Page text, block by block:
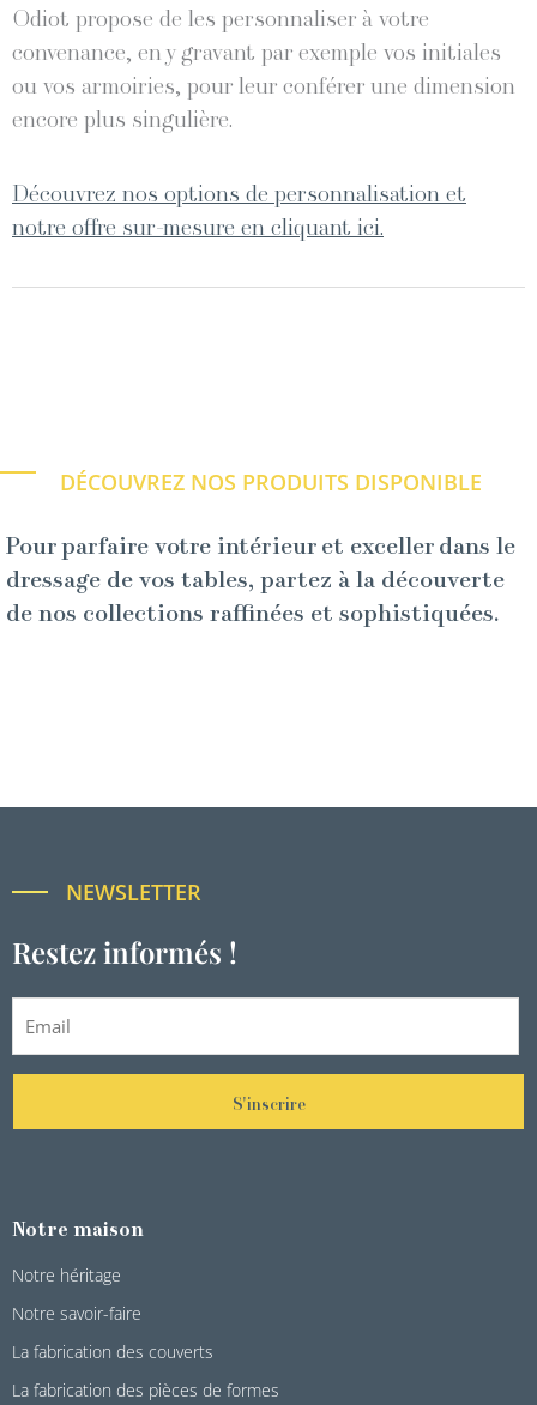
Odiot propose de les personnaliser à votre
convenance, en y gravant par exemple vos initiales
ou vos armoiries, pour leur conférer une dimension
encore plus singulière.
Découvrez nos options de personnalisation et
notre offre sur-mesure en cliquant ici.
DÉCOUVREZ NOS PRODUITS DISPONIBLE
Pour parfaire votre intérieur et exceller dans le
dressage de vos tables, partez à la découverte
de nos collections raffinées et sophistiquées.
NEWSLETTER
Restez informés !
S'inscrire
Notre maison
Notre héritage
Notre savoir-faire
La fabrication des couverts
La fabrication des pièces de formes